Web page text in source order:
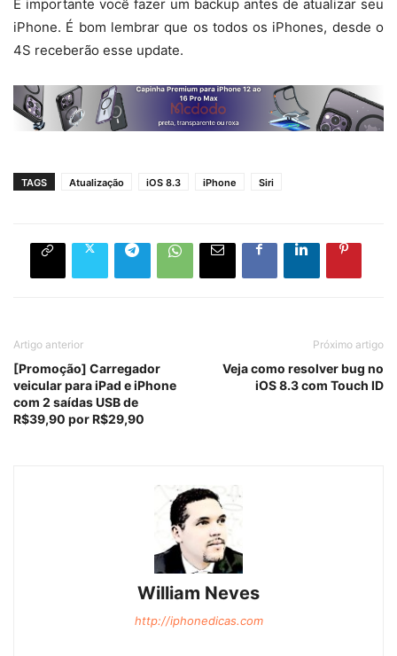
É importante você fazer um backup antes de atualizar seu
iPhone. É bom lembrar que os todos os iPhones, desde o
4S receberão esse update.
TAGS Atualização iOS 8.3 iPhone Siri
Artigo anterior
[Promoção] Carregador
veicular para iPad e iPhone
com 2 saídas USB de
R$39,90 por R$29,90
Próximo artigo
Veja como resolver bug no
iOS 8.3 com Touch ID
William Neves
http://iphonedicas.com